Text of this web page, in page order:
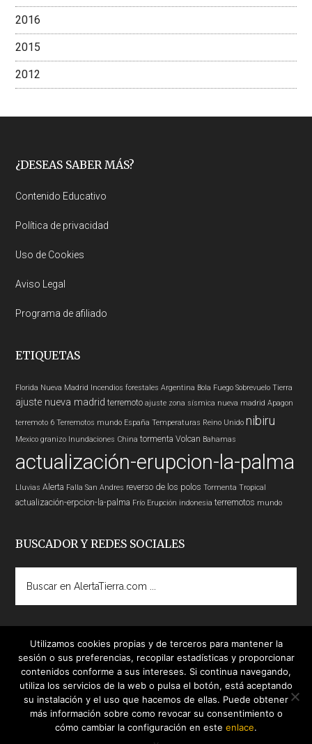
2016
2015
2012
Footer
¿DESEAS SABER MÁS?
Contenido Educativo
Política de privacidad
Uso de Cookies
Aviso Legal
Programa de afiliado
ETIQUETAS
Florida Nueva Madrid Incendios forestales Argentina Bola Fuego Sobrevuelo Tierra
ajuste nueva madrid terremoto ajuste zona sísmica nueva madrid Apagon
terremoto 6 Terremotos mundo España Temperaturas Reino Unido nibiru
Mexico granizo Inundaciones China tormenta Volcan Bahamas
actualización-erupcion-la-palma
Lluvias Alerta Falla San Andres reverso de los polos Tormenta Tropical
actualización-erpcion-la-palma Frío Erupción indonesia terremotos mundo
BUSCADOR Y REDES SOCIALES
AlertaTierra.com
Utilizamos cookies propias y de terceros para mantener la
sesión o sus preferencias, recopilar estadísticas y proporcionar
contenidos conforme a sus intereses. Si continua navegando,
utiliza los servicios de la web o pulsa el botón, está aceptando
su instalación y el uso que hacemos de ellas. Puede obtener
más información sobre como revocar su consentimiento o
cómo cambiar la configuración en este enlace.